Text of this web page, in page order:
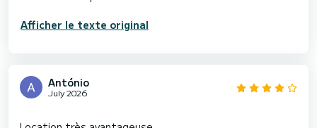
Afficher le texte original
António
July 2026